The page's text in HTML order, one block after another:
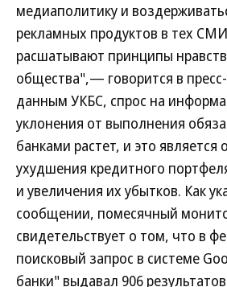
медиаполитику и
рекламных продуктов в тех
расшатывают принципы
общества",— говорится в
данным УКБС, спрос на
уклонения от выполнения
банками растет, и это
ухудшения кредитного
и увеличения их убытков. Как
сообщении, помесячный
свидетельствует о том, что в
поисковый запрос в системе
банки" выдавал 906